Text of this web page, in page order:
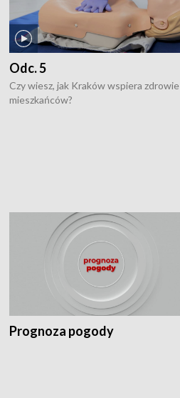
Odc. 5
Czy wiesz, jak Kraków wspiera zdrowie
mieszkańców?
Prognoza pogody